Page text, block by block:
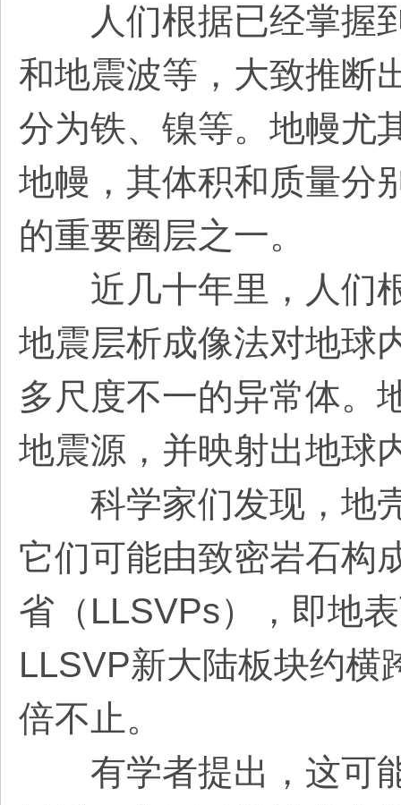
人们根据已经掌握到
和地震波等，大致推断
分为铁、镍等。地幔尤
地幔，其体积和质量分
的重要圈层之一。
近几十年里，人们根
地震层析成像法对地球
多尺度不一的异常体。
地震源，并映射出地球
科学家们发现，地壳
它们可能由致密岩石构
省（LLSVPs），即地
LLSVP新大陆板块约横
倍不止。
有学者提出，这可能